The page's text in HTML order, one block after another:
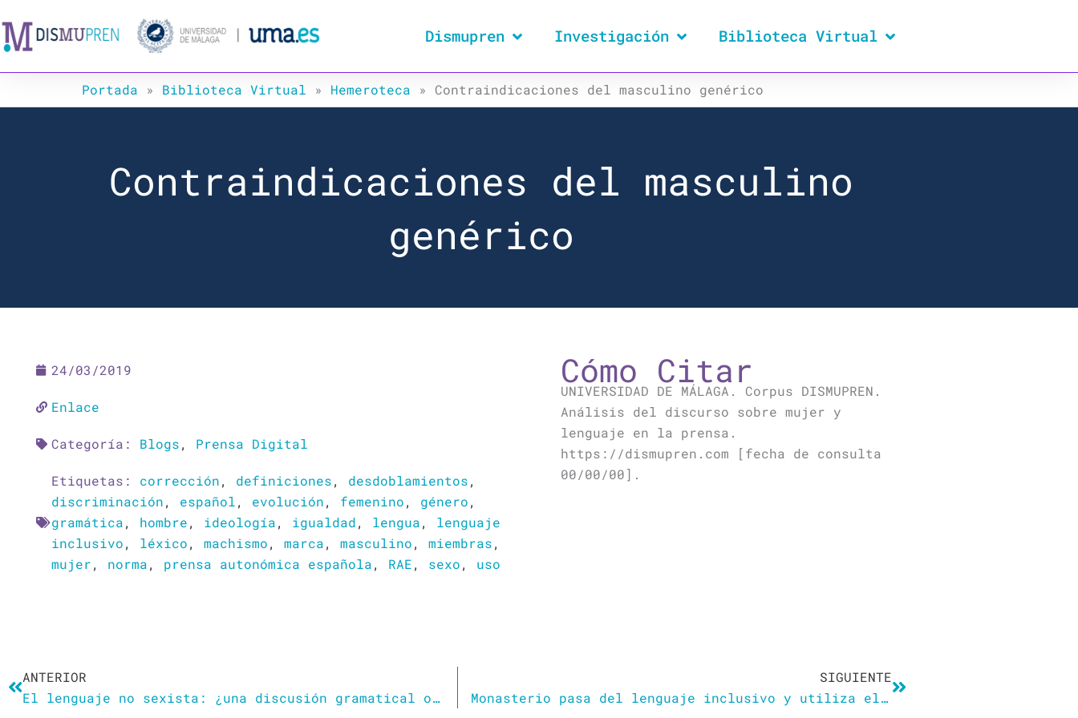
al
contenido
Dismupren Investigación Biblioteca Virtual
Portada » Biblioteca Virtual » Hemeroteca » Contraindicaciones del masculino genérico
Contraindicaciones del masculino
genérico
24/03/2019
Enlace
Categoría: Blogs, Prensa Digital
Etiquetas: corrección, definiciones, desdoblamientos,
discriminación, español, evolución, femenino, género,
gramática, hombre, ideología, igualdad, lengua, lenguaje
inclusivo, léxico, machismo, marca, masculino, miembras,
mujer, norma, prensa autonómica española, RAE, sexo, uso
Cómo Citar
UNIVERSIDAD DE MÁLAGA. Corpus DISMUPREN.
Análisis del discurso sobre mujer y
lenguaje en la prensa.
https://dismupren.com [fecha de consulta
00/00/00].
ANTERIOR
El lenguaje no sexista: ¿una discusión gramatical o política?
SIGUIENTE
Monasterio pasa del lenguaje inclusivo y utiliza el masculino en sus cargos de Vox